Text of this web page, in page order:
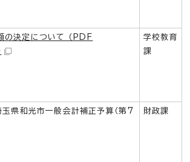
の決定について （PDF
学校教育
課
県和光市一般会計補正予算（第7
財政課